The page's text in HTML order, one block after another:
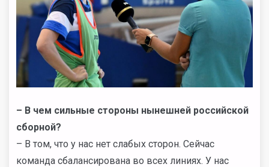
– В чем сильные стороны нынешней российской
сборной?
– В том, что у нас нет слабых сторон. Сейчас
команда сбалансирована во всех линиях. У нас